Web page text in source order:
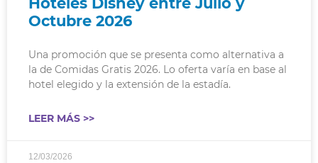
Octubre 2026​
Una promoción que se presenta como alternativa a
la de Comidas Gratis 2026. Lo oferta varía en base al
hotel elegido y la extensión de la estadía.
LEER MÁS >>
12/03/2026